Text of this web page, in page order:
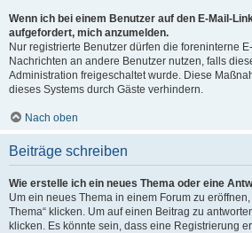
Wenn ich bei einem Benutzer auf den E-Mail-
aufgefordert, mich anzumelden.
Nur registrierte Benutzer dürfen die foreninterne
Nachrichten an andere Benutzer nutzen, falls
Administration freigeschaltet wurde. Diese
dieses Systems durch Gäste verhindern.
Nach oben
Beiträge schreiben
Wie erstelle ich ein neues Thema oder eine
Um ein neues Thema in einem Forum zu
Thema“ klicken. Um auf einen Beitrag zu
klicken. Es könnte sein, dass eine Registrierung